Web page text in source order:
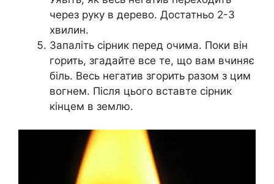
через руку в дерево. Достатньо 2-3
хвилин.
Запаліть сірник перед очима. Поки він
горить, згадайте все те, що вам вчиняє
біль. Весь негатив згорить разом з цим
вогнем. Після цього вставте сірник
кінцем в землю.